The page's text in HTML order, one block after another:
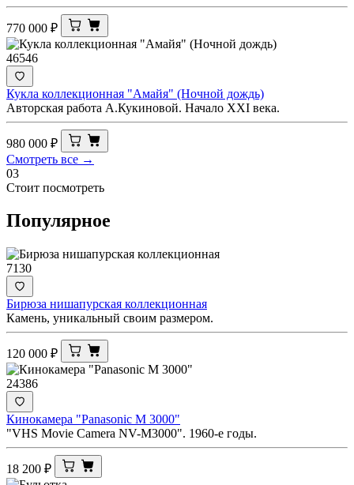
770 000 ₽
46546
Кукла коллекционная "Амайя" (Ночной дождь)
Авторская работа А.Кукиновой. Начало ХХI века.
980 000 ₽
Смотреть все →
03
Стоит посмотреть
Популярное
7130
Бирюза нишапурская коллекционная
Камень, уникальный своим размером.
120 000 ₽
24386
Кинокамера "Panasonic M 3000"
"VHS Movie Camera NV-M3000". 1960-е годы.
18 200 ₽